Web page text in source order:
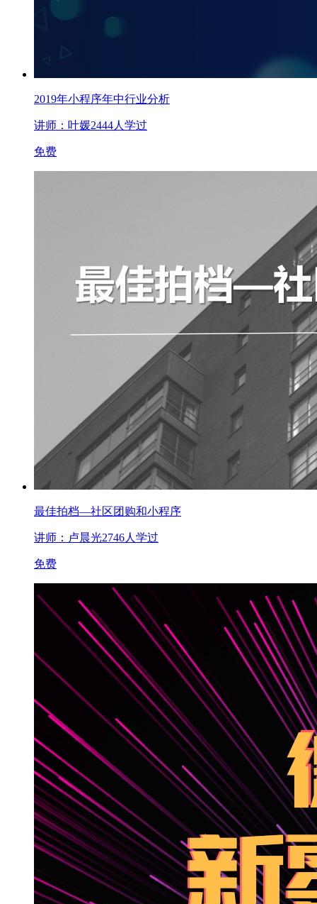
2019年小程序年中行业分析
讲师：叶媛2444人学过
免费
最佳拍档—社区团购和小程序
讲师：卢晨光2746人学过
免费